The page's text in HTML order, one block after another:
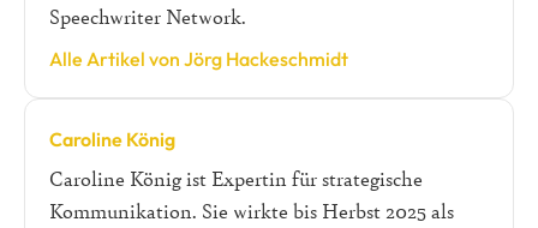
Speechwriter Network.
Alle Artikel von Jörg Hackeschmidt
Caroline König
Caroline König ist Expertin für strategische
Kommunikation. Sie wirkte bis Herbst 2025 als